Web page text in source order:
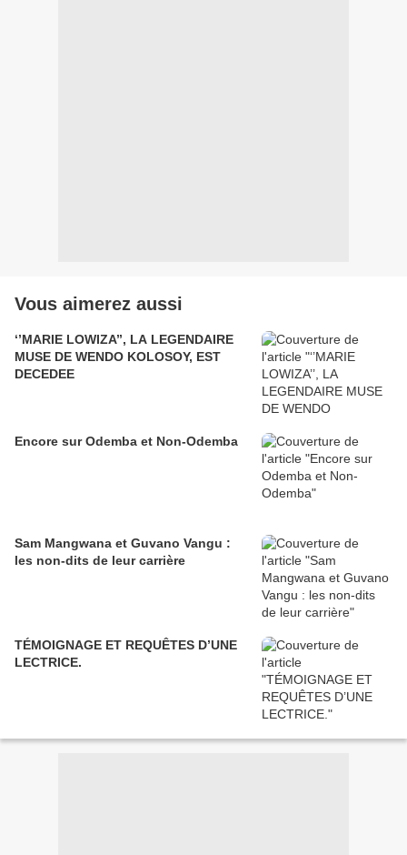
Vous aimerez aussi
‘’MARIE LOWIZA’’, LA LEGENDAIRE
MUSE DE WENDO KOLOSOY, EST
DECEDEE
Encore sur Odemba et Non-Odemba
Sam Mangwana et Guvano Vangu :
les non-dits de leur carrière
TÉMOIGNAGE ET REQUÊTES D’UNE
LECTRICE.